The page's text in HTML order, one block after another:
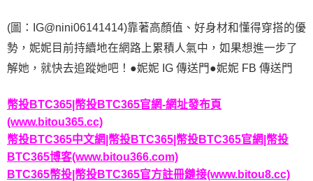
(圖：IG@nini06141414)靠著高顏值、好身材和懂得穿搭的優
勢，妮妮目前持續地在網路上累積人氣中，如果想進一步了
解她，就快去追蹤她吧！●妮妮 IG 傳送門●妮妮 FB 傳送門
幣投BTC365|幣投BTC365官網-網址發布頁
(www.bitou365.cc)
幣投BTC365中文網|幣投BTC365|幣投BTC365官網|幣投
BTC365博客(www.bitou366.com)
BTC365幣投|幣投BTC365官方註冊鏈接(www.bitou8.cc)